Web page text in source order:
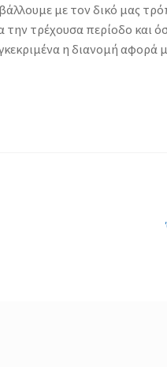
με τον δικό μας
τρέχουσα περίοδο και
η διανομή